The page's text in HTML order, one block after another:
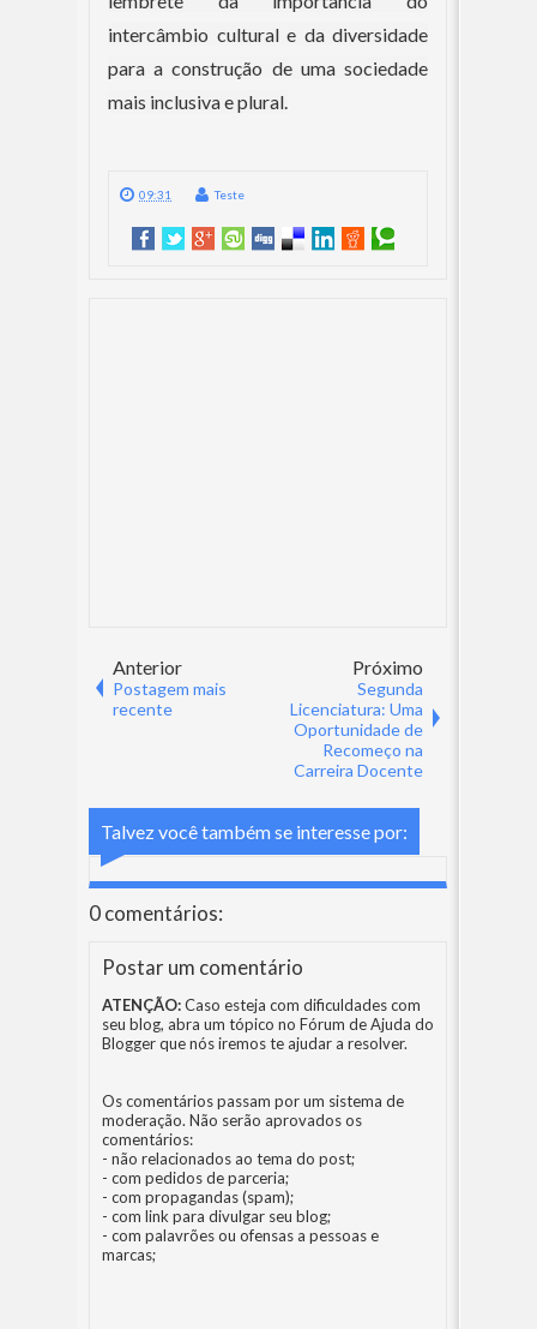
intercâmbio cultural e da diversidade
para a construção de uma sociedade
mais inclusiva e plural.
09:31 Teste
Anterior
Postagem mais
recente
Próximo
Segunda
Licenciatura: Uma
Oportunidade de
Recomeço na
Carreira Docente
Talvez você também se interesse por:
0 comentários:
Postar um comentário
ATENÇÃO:Caso esteja com dificuldades com
seu blog, abra um tópico no Fórum de Ajuda do
Bloggerque nós iremos te ajudar a resolver.
Os comentários passam por um sistema de
moderação. Não serão aprovados os
comentários:
- não relacionados ao tema do post;
- com pedidos de parceria;
- com propagandas (spam);
- com link para divulgar seu blog;
- com palavrões ou ofensas a pessoas e
marcas;